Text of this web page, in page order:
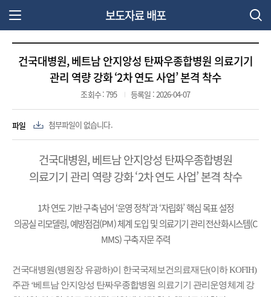
보도자료 배포
건국대병원, 베트남 안지앙성 탄짜우종합병원 의료기기
관리 역량 강화 ‘2차 연도 사업’ 본격 착수
조회수 : 795 등록일 : 2026-04-07
파일 첨부파일이 없습니다.
건국대병원, 베트남 안지앙성 탄짜우종합병원
의료기기 관리 역량 강화 ‘2차 연도 사업’ 본격 착수
1차 연도 기반 구축 넘어 ‘운영 정착’과 ‘자립화’ 핵심 목표 설정
의공실 리모델링, 예방점검(PM) 체계 도입 및 의료기기 관리 전산화시스템(C
MMS) 구축 자문 주력
건국대병원(병원장 유광하)이 한국국제보건의료재단(이하 KOFIH)
주관 ‘베트남 안지앙성 탄짜우종합병원 의료기기 관리운영체계 강